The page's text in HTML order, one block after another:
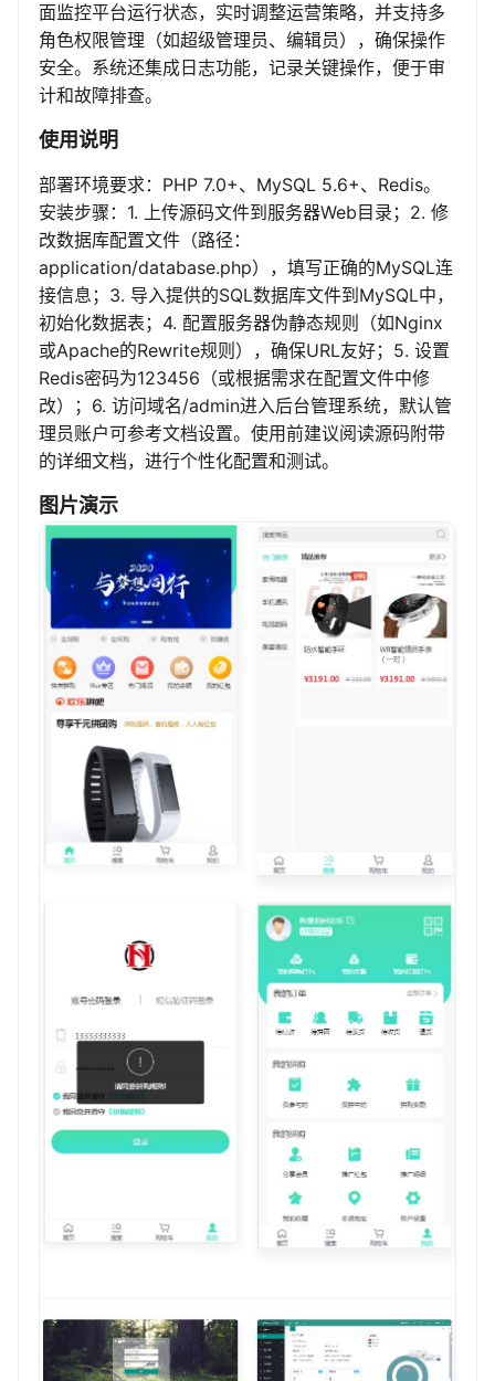
面监控平台运行状态，实时调整运营策略，并支持多
角色权限管理（如超级管理员、编辑员），确保操作
安全。系统还集成日志功能，记录关键操作，便于审
计和故障排查。
使用说明
部署环境要求：PHP 7.0+、MySQL 5.6+、Redis。
安装步骤：1. 上传源码文件到服务器Web目录；2. 修
改数据库配置文件（路径：
application/database.php），填写正确的MySQL连
接信息；3. 导入提供的SQL数据库文件到MySQL中，
初始化数据表；4. 配置服务器伪静态规则（如Nginx
或Apache的Rewrite规则），确保URL友好；5. 设置
Redis密码为123456（或根据需求在配置文件中修
改）；6. 访问域名/admin进入后台管理系统，默认管
理员账户可参考文档设置。使用前建议阅读源码附带
的详细文档，进行个性化配置和测试。
图片演示